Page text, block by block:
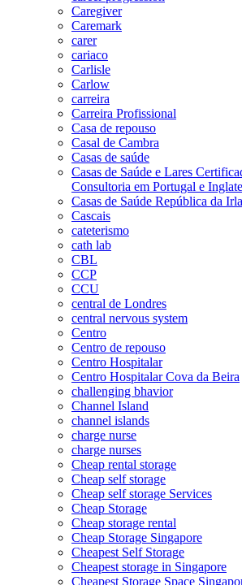
Caregiver
Caremark
carer
cariaco
Carlisle
Carlow
carreira
Carreira Profissional
Casa de repouso
Casal de Cambra
Casas de saúde
Casas de Saúde e Lares
Consultoria em Portugal e
Casas de Saúde República da
Cascais
cateterismo
cath lab
CBL
CCP
CCU
central de Londres
central nervous system
Centro
Centro de repouso
Centro Hospitalar
Centro Hospitalar Cova da Beira
challenging bhavior
Channel Island
channel islands
charge nurse
charge nurses
Cheap rental storage
Cheap self storage
Cheap self storage Services
Cheap Storage
Cheap storage rental
Cheap Storage Singapore
Cheapest Self Storage
Cheapest storage in Singapore
Cheapest Storage Space